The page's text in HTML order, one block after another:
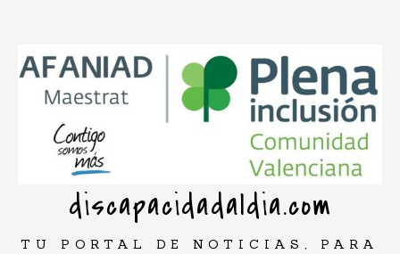
contenido
discapacidadaldia.com
TU PORTAL DE NOTICIAS, PARA